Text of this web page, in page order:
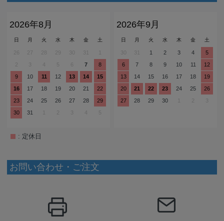
2026年8月
日 月 火 水 木 金 土
30 31
3 4 5 7
8
9
10 11 12 13 14
15
16
17 18 19 20 21
22
23
24 25 26 27 28
29
30
31 3 4 5
2026年9月
日 月 火 水 木 金 土
30 31 1 2 3 4
5
6
7 8 9 10 11
12
13
14 15 16 17 18
19
20
21 22 23 24 25
26
27
28 29 30 3
: 定休日
お問い合わせ・ご注文